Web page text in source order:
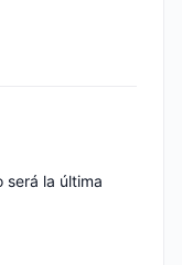
será la última